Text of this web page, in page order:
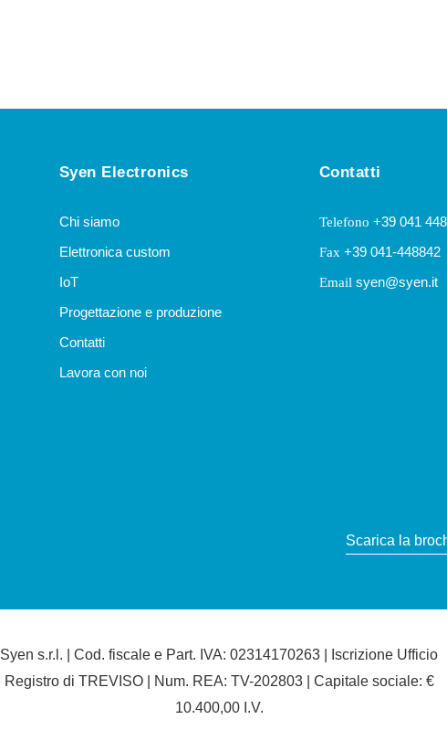
Syen Electronics
Chi siamo
Elettronica custom
IoT
Progettazione e produzione
Contatti
Lavora con noi
Contatti
Telefono +39 041
Fax +39 041-448842
Email syen@syen.it
Scarica la
Syen s.r.l. | Cod. fiscale e Part. IVA: 02314170263 | Iscrizione Ufficio
Registro di TREVISO | Num. REA: TV-202803 | Capitale sociale: €
10.400,00 I.V.